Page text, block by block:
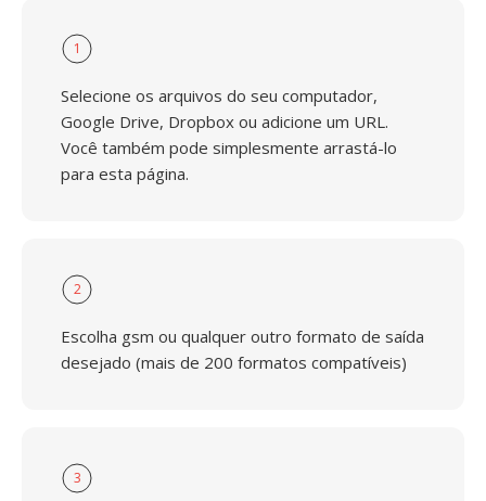
1
Selecione os arquivos do seu computador,
Google Drive, Dropbox ou adicione um URL.
Você também pode simplesmente arrastá-lo
para esta página.
2
Escolha gsm ou qualquer outro formato de saída
desejado (mais de 200 formatos compatíveis)
3